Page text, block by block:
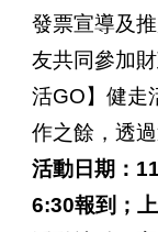
發票宣導及
友共同參加
活GO】健走
作之餘，透
活動日期：
6:30報到；